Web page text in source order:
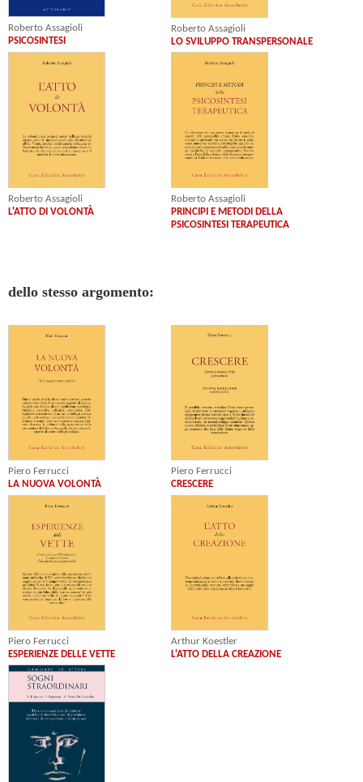
Roberto Assagioli
PSICOSINTESI
Roberto Assagioli
LO SVILUPPO TRANSPERSONALE
Roberto Assagioli
L'ATTO DI VOLONTÀ
Roberto Assagioli
PRINCIPI E METODI DELLA
PSICOSINTESI TERAPEUTICA
dello stesso argomento:
Piero Ferrucci
LA NUOVA VOLONTÀ
Piero Ferrucci
CRESCERE
Piero Ferrucci
ESPERIENZE DELLE VETTE
Arthur Koestler
L'ATTO DELLA CREAZIONE